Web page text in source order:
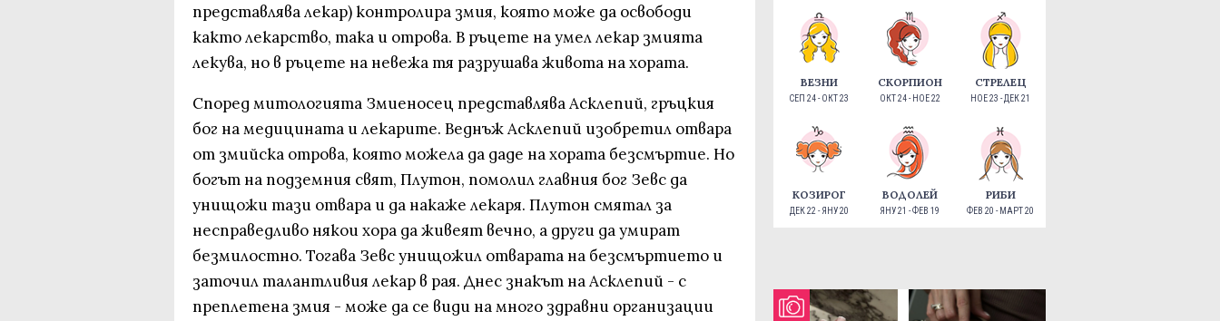
представлява лекар) контролира змия, която може да освободи
както лекарство, така и отрова. В ръцете на умел лекар змията
лекува, но в ръцете на невежа тя разрушава живота на хората.
Според митологията Змиеносец представлява Асклепий, гръцкия
бог на медицината и лекарите. Веднъж Асклепий изобретил отвара
от змийска отрова, която можела да даде на хората безсмъртие. Но
богът на подземния свят, Плутон, помолил главния бог Зевс да
унищожи тази отвара и да накаже лекаря. Плутон смятал за
несправедливо някои хора да живеят вечно, а други да умират
безмилостно. Тогава Зевс унищожил отварата на безсмъртието и
заточил талантливия лекар в рая. Днес знакът на Асклепий - с
преплетена змия - може да се види на много здравни организации
ВЕЗНИ
СЕП 24 - ОКТ 23
СКОРПИОН
ОКТ 24 - НОЕ 22
СТРЕЛЕЦ
НОЕ 23 - ДЕК 21
КОЗИРОГ
ДЕК 22 - ЯНУ 20
ВОДОЛЕЙ
ЯНУ 21 - ФЕВ 19
РИБИ
ФЕВ 20 - МАРТ 20